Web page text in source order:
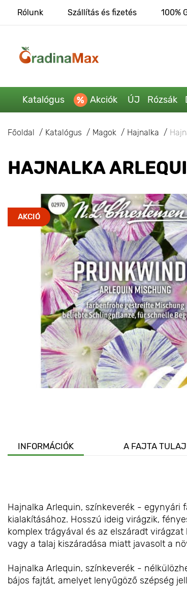
Rólunk Szállítás és fizetés 100%
Katalógus Akciók ÚJ Rózsák
Főoldal Katalógus Magok Hajnalka
HAJNALKA
AKCIÓ
INFORMÁCIÓK A FAJTA
Hajnalka Arlequin, színkeverék - egynyári
kialakításához. Hosszú ideig virágzik,
komplex trágyával és az elszáradt
vagy a talaj kiszáradása miatt javasolt a
Hajnalka Arlequin, színkeverék -
bájos fajtát, amelyet lenyűgöző szépség